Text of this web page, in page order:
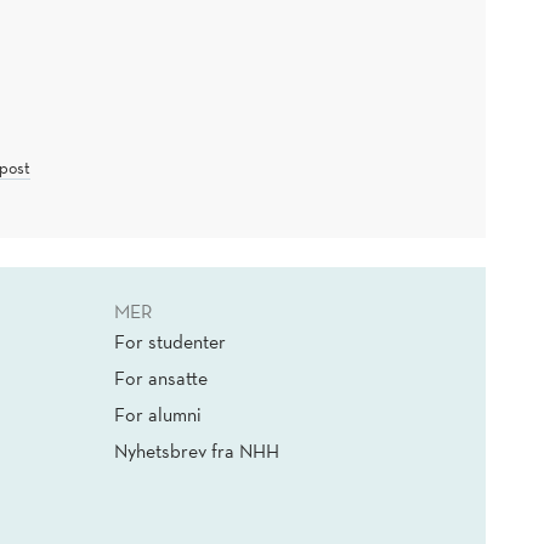
MER
For studenter
For ansatte
For alumni
Nyhetsbrev fra NHH